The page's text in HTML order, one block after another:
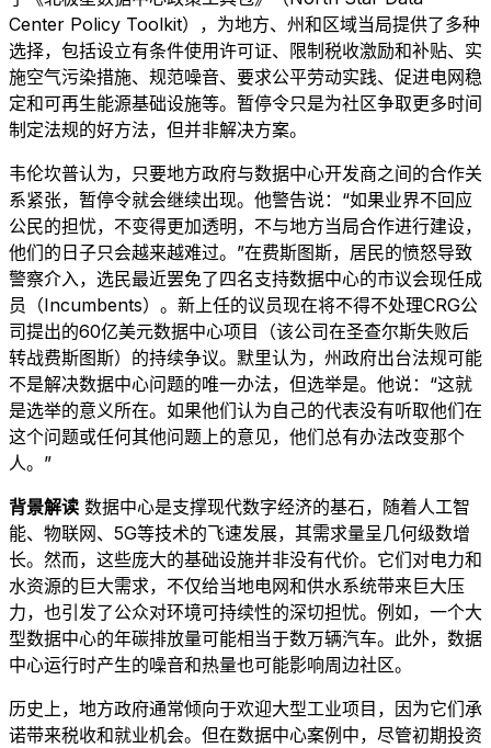
Center Policy Toolkit），为地方、州和区域当局提供了多种
选择，包括设立有条件使用许可证、限制税收激励和补贴、实
施空气污染措施、规范噪音、要求公平劳动实践、促进电网稳
定和可再生能源基础设施等。暂停令只是为社区争取更多时间
制定法规的好方法，但并非解决方案。
韦伦坎普认为，只要地方政府与数据中心开发商之间的合作关
系紧张，暂停令就会继续出现。他警告说：“如果业界不回应
公民的担忧，不变得更加透明，不与地方当局合作进行建设，
他们的日子只会越来越难过。”在费斯图斯，居民的愤怒导致
警察介入，选民最近罢免了四名支持数据中心的市议会现任成
员（Incumbents）。新上任的议员现在将不得不处理CRG公
司提出的60亿美元数据中心项目（该公司在圣查尔斯失败后
转战费斯图斯）的持续争议。默里认为，州政府出台法规可能
不是解决数据中心问题的唯一办法，但选举是。他说：“这就
是选举的意义所在。如果他们认为自己的代表没有听取他们在
这个问题或任何其他问题上的意见，他们总有办法改变那个
人。”
背景解读 数据中心是支撑现代数字经济的基石，随着人工智
能、物联网、5G等技术的飞速发展，其需求量呈几何级数增
长。然而，这些庞大的基础设施并非没有代价。它们对电力和
水资源的巨大需求，不仅给当地电网和供水系统带来巨大压
力，也引发了公众对环境可持续性的深切担忧。例如，一个大
型数据中心的年碳排放量可能相当于数万辆汽车。此外，数据
中心运行时产生的噪音和热量也可能影响周边社区。
历史上，地方政府通常倾向于欢迎大型工业项目，因为它们承
诺带来税收和就业机会。但在数据中心案例中，尽管初期投资